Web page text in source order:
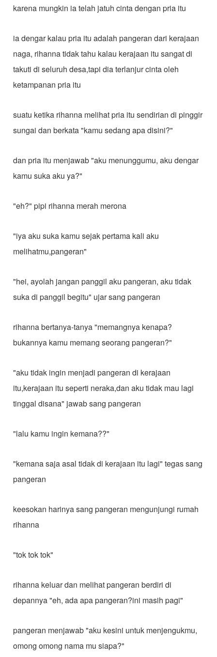
karena mungkin ia telah jatuh cinta dengan pria itu
ia dengar kalau pria itu adalah pangeran dari kerajaan
naga, rihanna tidak tahu kalau kerajaan itu sangat di
takuti di seluruh desa,tapi dia terlanjur cinta oleh
ketampanan pria itu
suatu ketika rihanna melihat pria itu sendirian di pinggir
sungai dan berkata "kamu sedang apa disini?"
dan pria itu menjawab "aku menunggumu, aku dengar
kamu suka aku ya?"
"eh?" pipi rihanna merah merona
"iya aku suka kamu sejak pertama kali aku
melihatmu,pangeran"
"hei, ayolah jangan panggil aku pangeran, aku tidak
suka di panggil begitu" ujar sang pangeran
rihanna bertanya-tanya "memangnya kenapa?
bukannya kamu memang seorang pangeran?"
"aku tidak ingin menjadi pangeran di kerajaan
itu,kerajaan itu seperti neraka,dan aku tidak mau lagi
tinggal disana" jawab sang pangeran
"lalu kamu ingin kemana??"
"kemana saja asal tidak di kerajaan itu lagi" tegas sang
pangeran
keesokan harinya sang pangeran mengunjungi rumah
rihanna
"tok tok tok"
rihanna keluar dan melihat pangeran berdiri di
depannya "eh, ada apa pangeran?ini masih pagi"
pangeran menjawab "aku kesini untuk menjengukmu,
omong omong nama mu siapa?"